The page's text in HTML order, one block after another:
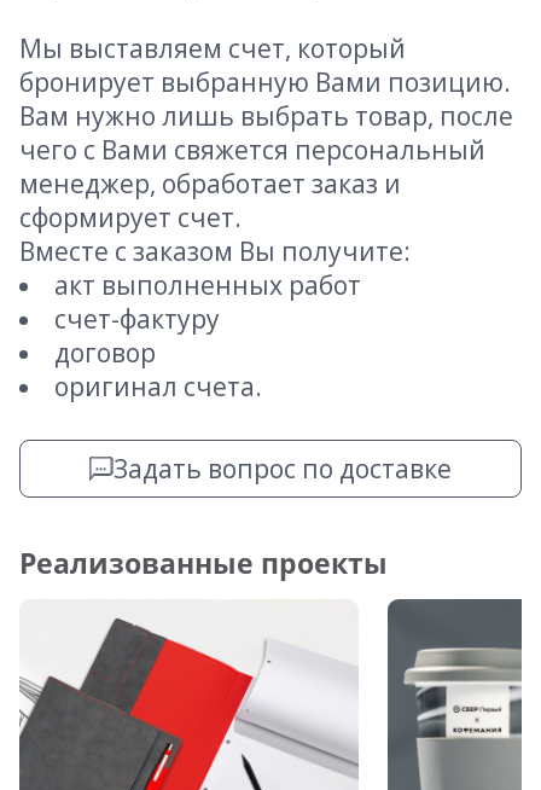
Мы выставляем счет, который
бронирует выбранную Вами позицию.
Вам нужно лишь выбрать товар, после
чего с Вами свяжется персональный
менеджер, обработает заказ и
сформирует счет.
Вместе с заказом Вы получите:
акт выполненных работ
счет-фактуру
договор
оригинал счета.
Задать вопрос по доставке
Реализованные проекты